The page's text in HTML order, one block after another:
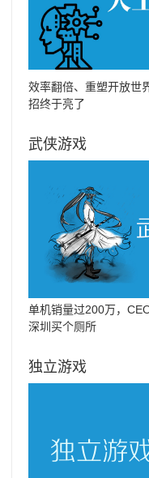
效率翻倍、重塑开放世
招终于亮了
武侠游戏
单机销量过200万，
深圳买个厕所
独立游戏